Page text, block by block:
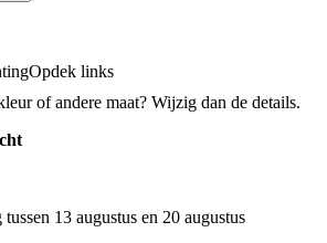
Opdek links
of andere maat? Wijzig dan de details.
13 augustus en 20 augustus